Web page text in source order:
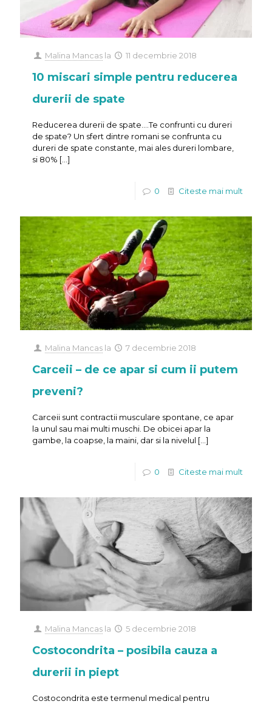
Malina Mancas la 11 decembrie 2018
10 miscari simple pentru reducerea
durerii de spate
Reducerea durerii de spate….Te confrunti cu dureri
de spate? Un sfert dintre romani se confrunta cu
dureri de spate constante, mai ales dureri lombare,
si 80% […]
0 Citeste mai mult
Malina Mancas la 7 decembrie 2018
Carceii – de ce apar si cum ii putem
preveni?
Carceii sunt contractii musculare spontane, ce apar
la unul sau mai multi muschi. De obicei apar la
gambe, la coapse, la maini, dar si la nivelul […]
0 Citeste mai mult
Malina Mancas la 5 decembrie 2018
Costocondrita – posibila cauza a
durerii in piept
Costocondrita este termenul medical pentru